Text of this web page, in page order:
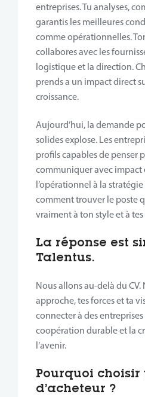
entreprises. Tu analyses,
garantis les meilleures
comme opérationnelles.
collabores avec les
logistique et la direction.
prends a un impact direct
croissance.
Aujourd’hui, la demande
solides explose. Les
profils capables de penser
communiquer avec impact
l’opérationnel à la
comment trouver le poste
vraiment à ton style et à
La réponse est
Talentus.
Nous allons au-delà du
approche, tes forces et ta
connecter à des
coopération durable et la
l’avenir.
Pourquoi
d’acheteur ?